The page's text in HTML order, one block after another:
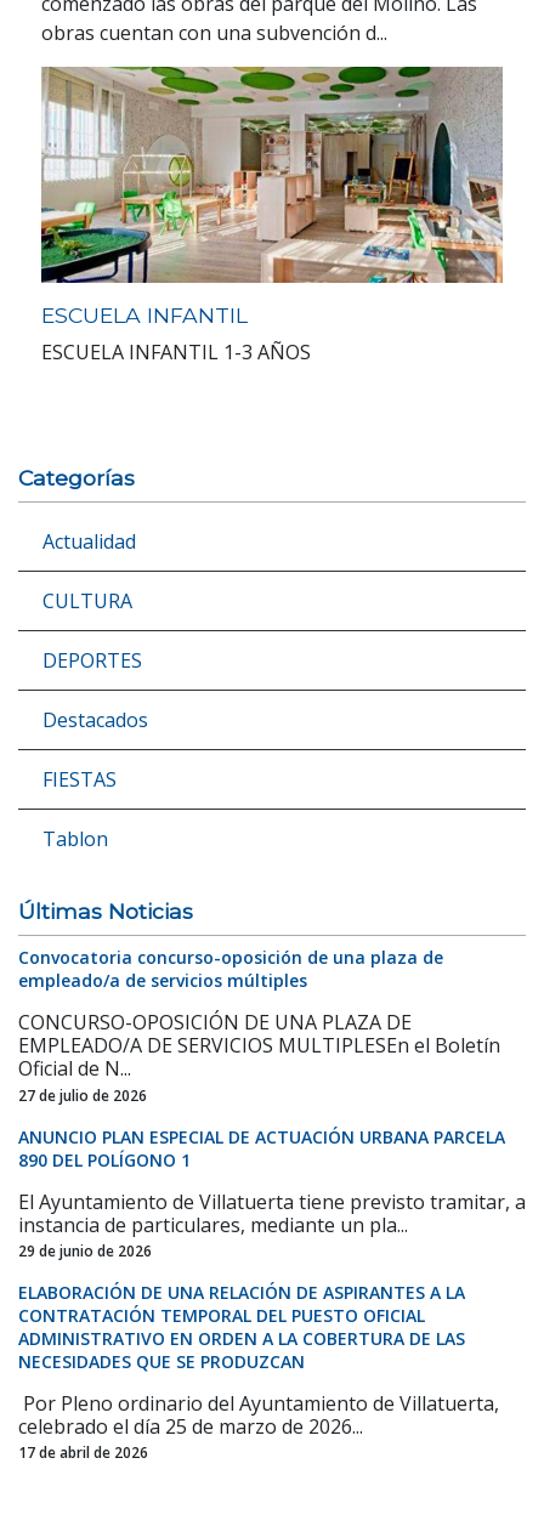
obras cuentan con una subvención d...
ESCUELA INFANTIL
ESCUELA INFANTIL 1-3 AÑOS
Categorías
Actualidad
CULTURA
DEPORTES
Destacados
FIESTAS
Tablon
Últimas Noticias
Convocatoria concurso-oposición de una plaza de
empleado/a de servicios múltiples
CONCURSO-OPOSICIÓN DE UNA PLAZA DE
EMPLEADO/A DE SERVICIOS MULTIPLESEn el Boletín
Oficial de N...
27 de julio de 2026
ANUNCIO PLAN ESPECIAL DE ACTUACIÓN URBANA PARCELA
890 DEL POLÍGONO 1
El Ayuntamiento de Villatuerta tiene previsto tramitar, a
instancia de particulares, mediante un pla...
29 de junio de 2026
ELABORACIÓN DE UNA RELACIÓN DE ASPIRANTES A LA
CONTRATACIÓN TEMPORAL DEL PUESTO OFICIAL
ADMINISTRATIVO EN ORDEN A LA COBERTURA DE LAS
NECESIDADES QUE SE PRODUZCAN
Por Pleno ordinario del Ayuntamiento de Villatuerta,
celebrado el día 25 de marzo de 2026...
17 de abril de 2026